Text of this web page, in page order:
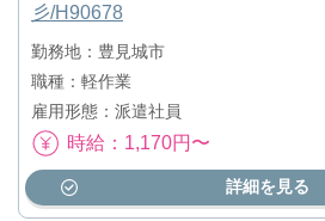
彡/H90678
勤務地：豊見城市
職種：軽作業
雇用形態：派遣社員
時給：1,170円〜
詳細を見る